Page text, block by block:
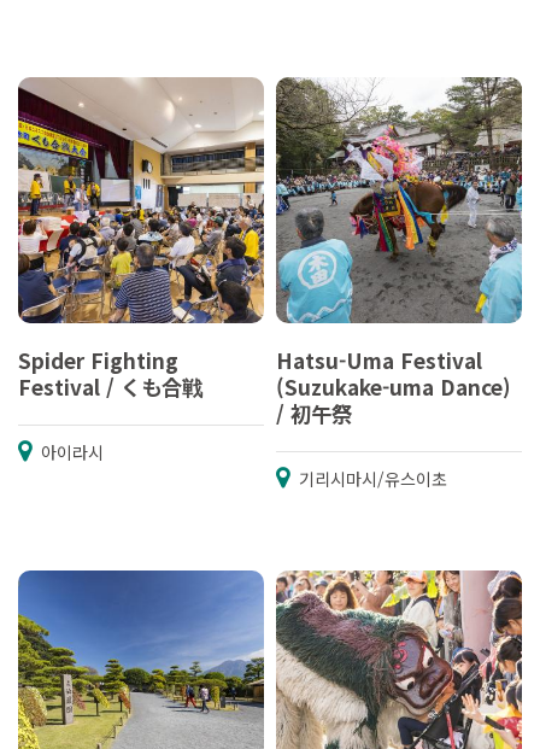
Spider Fighting
Festival / くも合戦
아이라시
Hatsu-Uma Festival
(Suzukake-uma Dance)
/ 初午祭
기리시마시/유스이초